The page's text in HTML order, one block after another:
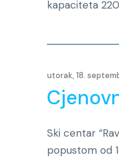
kapaciteta
utorak, 18.
Ski centar
popustom od